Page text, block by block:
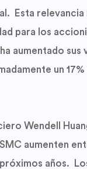
Esta relevancia
para los
aumentado sus
un
Wendell
aumenten
años.